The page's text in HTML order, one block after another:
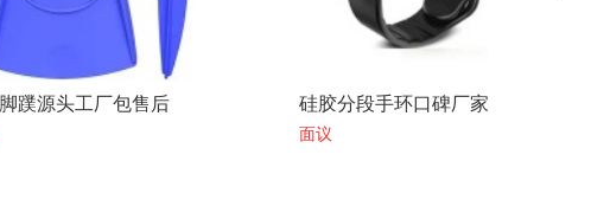
售后 硅胶分段手环口碑厂家自产自销